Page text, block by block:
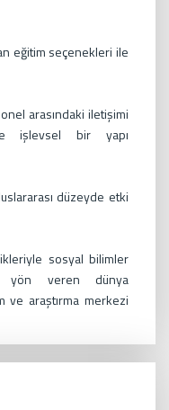
eğitim seçenekleri ile
arasındaki iletişimi
işlevsel bir yapı
düzeyde etki
sosyal bilimler
yön veren dünya
ve araştırma merkezi